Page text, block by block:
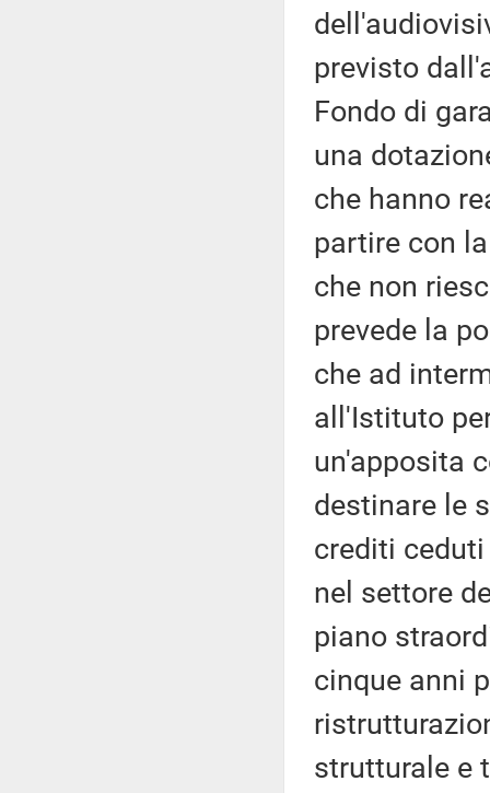
previsto
Fondo di
una
che hanno
partire con
che non
prevede la
che ad
all'Istituto
un'apposita
destinare le
crediti
nel settore
piano
cinque anni
strutturale e